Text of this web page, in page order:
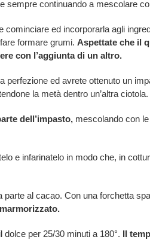
sempre continuando a mescolare
ed incorporarla agli
formare grumi. Aspettate che il
con l’aggiunta di un altro.
perfezione ed avrete ottenuto un
la metà dentro un’altra ciotola.
dell’impasto,mescolando con le
e infarinatelo in modo che, in
al cacao. Con una forchetta
per 25/30 minuti a 180°. Il